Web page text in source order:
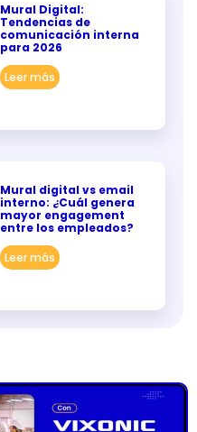
Mural Digital:
Tendencias de
comunicación interna
para 2026
Leer más
Mural digital vs email
interno: ¿Cuál genera
mayor engagement
entre los empleados?
Leer más